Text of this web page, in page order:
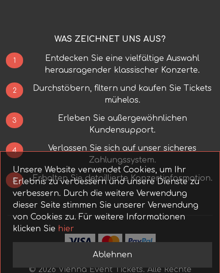
WAS ZEICHNET UNS AUS?
1
Entdecken Sie eine vielfältige Auswahl
herausragender klassischer Konzerte.
2
Durchstöbern, filtern und kaufen Sie Tickets
mühelos.
3
Erleben Sie außergewöhnlichen
Kundensupport.
4
Verlassen Sie sich auf unser sicheres
Zahlungssystem.
5 Erhalten Sie detaillierte Konzertinformation.
©2026Vienna Event Tickets. Alle Rechte
Unsere Website verwendet Cookies, um Ihr
Erlebnis zu verbessern und unsere Dienste zu
verbessern. Durch die weitere Verwendung
dieser Seite stimmen Sie unserer Verwendung
von Cookies zu. Für weitere Informationen
klicken Sie hier
Ablehnen